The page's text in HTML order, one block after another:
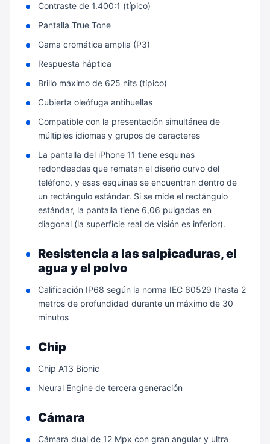
Contraste de 1.400:1 (típico)
Pantalla True Tone
Gama cromática amplia (P3)
Respuesta háptica
Brillo máximo de 625 nits (típico)
Cubierta oleófuga antihuellas
Compatible con la presentación simultánea de
múltiples idiomas y grupos de caracteres
La pantalla del iPhone 11 tiene esquinas
redondeadas que rematan el diseño curvo del
teléfono, y esas esquinas se encuentran dentro de
un rectángulo estándar. Si se mide el rectángulo
estándar, la pantalla tiene 6,06 pulgadas en
diagonal (la superficie real de visión es inferior).
Resistencia a las salpicaduras, el
agua y el polvo
Calificación IP68 según la norma IEC 60529 (hasta 2
metros de profundidad durante un máximo de 30
minutos
Chip
Chip A13 Bionic
Neural Engine de tercera generación
Cámara
Cámara dual de 12 Mpx con gran angular y ultra